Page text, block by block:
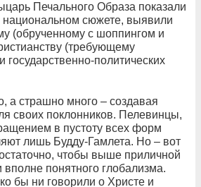
Печального Образа показали
национальном сюжете, выявили
(обрученному с шоппингом и
(требующему
государственно-политических
а страшно много – создавая
своих поклонников. Пелевинцы,
в пустоту всех форм
лишь Будду-Гамлета. Но – вот
чтобы выше приличной
понятного глобализма.
бы ни говорили о Христе и